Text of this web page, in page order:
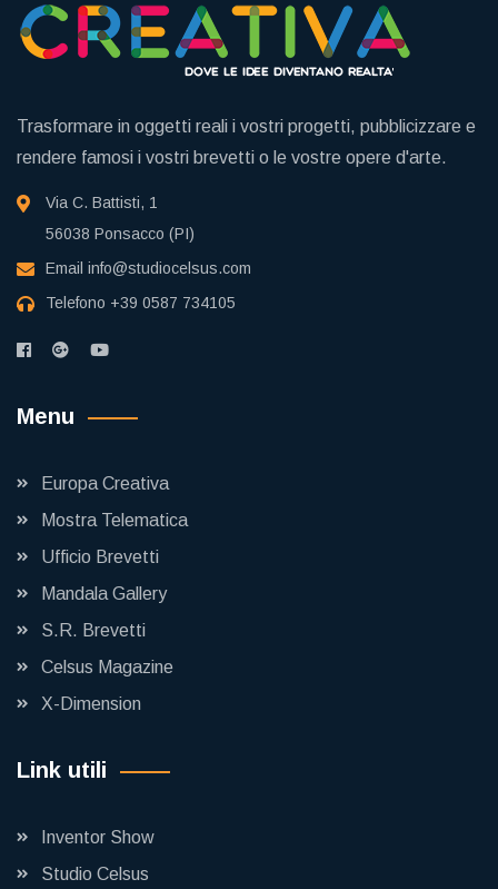
Trasformare in oggetti reali i vostri progetti, pubblicizzare e
rendere famosi i vostri brevetti o le vostre opere d'arte.
Via C. Battisti, 1
56038 Ponsacco (PI)
Email info@studiocelsus.com
Telefono +39 0587 734105
Menu
Europa Creativa
Mostra Telematica
Ufficio Brevetti
Mandala Gallery
S.R. Brevetti
Celsus Magazine
X-Dimension
Link utili
Inventor Show
Studio Celsus